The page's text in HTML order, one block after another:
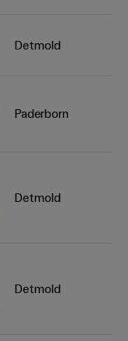
Detmold
Paderborn
Detmold
Detmold